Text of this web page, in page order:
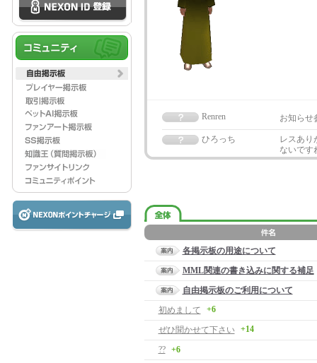
Renren お知らせ
ひろっち
レスあり
ないです
各掲示板の用途について
MML関連の書き込みに関する補足
自由掲示板のご利用について
初めまして
+6
ぜひ聞かせて下さい +14
??
+6